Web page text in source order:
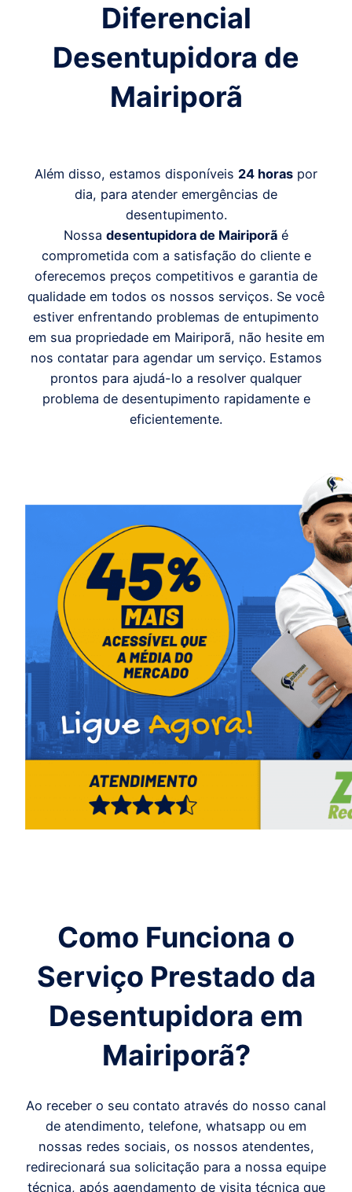
Diferencial
Desentupidora de
Mairiporã
Além disso, estamos disponíveis 24 horas por
dia, para atender emergências de
desentupimento.
Nossa desentupidora de Mairiporã é
comprometida com a satisfação do cliente e
oferecemos preços competitivos e garantia de
qualidade em todos os nossos serviços. Se você
estiver enfrentando problemas de entupimento
em sua propriedade em Mairiporã, não hesite em
nos contatar para agendar um serviço. Estamos
prontos para ajudá-lo a resolver qualquer
problema de desentupimento rapidamente e
eficientemente.
Como Funciona o
Serviço Prestado da
Desentupidora em
Mairiporã?
Ao receber o seu contato através do nosso canal
de atendimento, telefone, whatsapp ou em
nossas redes sociais, os nossos atendentes,
redirecionará sua solicitação para a nossa equipe
técnica, após agendamento de visita técnica que